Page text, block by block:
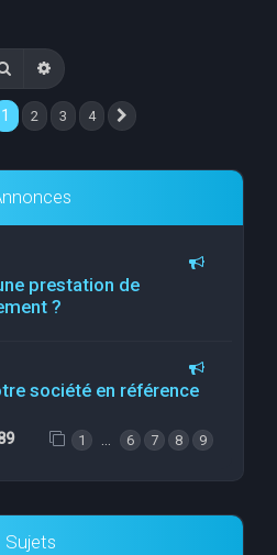
RechercherRecherche avancée
1 2 3 4
prestation de
?
société en référence
1 … 6 7 8 9
Sujets